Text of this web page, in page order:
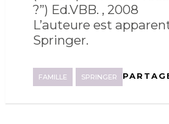
?”) Ed.VBB. , 2008
L’auteure est
Springer.
FAMILLE SPRINGER